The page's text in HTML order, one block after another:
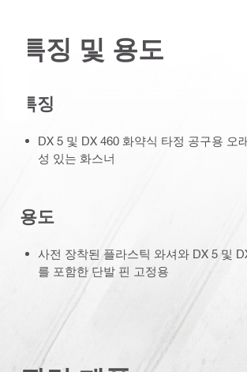
특징 및 용도
특징
DX 5 및 DX 460 화약식 타정 공구용 오
성 있는 화스너
용도
사전 장착된 플라스틱 와셔와 DX 5 및
를 포함한 단발 핀 고정용